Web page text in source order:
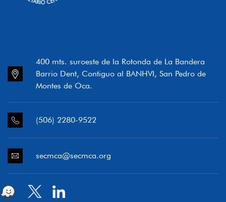
400 mts. suroeste de la Rotonda de La Bandera
Barrio Dent, Contiguo al BANHVI, San Pedro de
Montes de Oca.
(506) 2280-9522
secmca@secmca.org